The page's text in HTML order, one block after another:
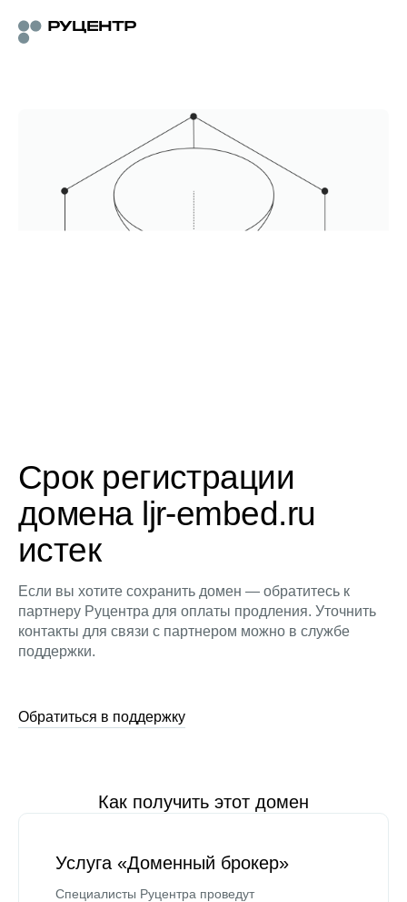
Срок регистрации
домена ljr-embed.ru
истек
Если вы хотите сохранить домен — обратитесь к
партнеру Руцентра для оплаты продления. Уточнить
контакты для связи с партнером можно в службе
поддержки.
Обратиться в поддержку
Как получить этот домен
Услуга «Доменный брокер»
Специалисты Руцентра проведут